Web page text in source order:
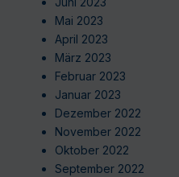
Mai 2023
April 2023
März 2023
Februar 2023
Januar 2023
Dezember 2022
November 2022
Oktober 2022
September 2022